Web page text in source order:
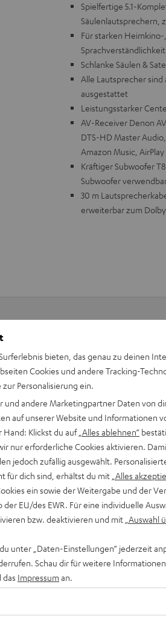
Spielfertige 5.1-
Säulenlautsprechern,
Für starken
Sprachverständlichkeit
Schlanke Säulen &
Alle Lautsprecher
ausgestattet
Leistungsstarker
AV-Receiver Denon
DTS-HD Master
Amazon Music,
Kräftiger Subwoofer
Subwoofer
30 m
erweiterbar zum
beraten dich auch persönlich
Hier Termin buchen
bieten, das genau zu deinen
Cookies und andere Tracking-
Personalisierung ein.
und andere Marketingpartner Daten von
auf unserer Website und Informationen
Hand: Klickst du auf „Alles ablehnen“
nur erforderliche Cookies aktivieren.
jedoch zufällig ausgewählt.
für dich sind, erhältst du mit „Alles
ein sowie der Weitergabe und der
EU/des EWR. Für eine individuelle
bzw. deaktivieren und mit „Auswahl
unter „Daten-Einstellungen“ jederzeit
Schau dir für weitere
das Impressum an.